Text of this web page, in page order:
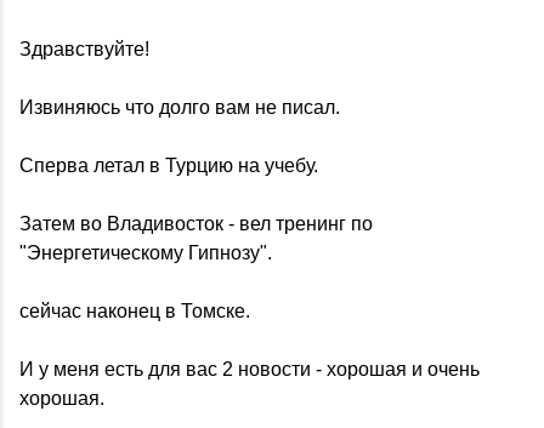
Здравствуйте!
Извиняюсь что долго вам не писал.
Сперва летал в Турцию на учебу.
Затем во Владивосток - вел тренинг по
"Энергетическому Гипнозу".
сейчас наконец в Томске.
И у меня есть для вас 2 новости - хорошая и очень
хорошая.